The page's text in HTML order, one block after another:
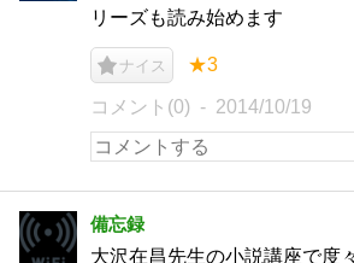
リーズも読み始めます
ナイス ★3
コメント(0) 2014/10/19
備忘録
大沢在昌先生の小説講座で度